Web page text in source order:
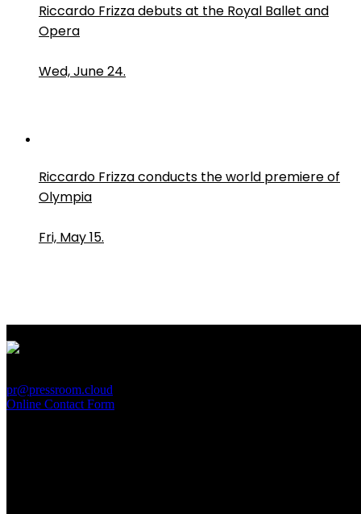
Riccardo Frizza debuts at the Royal Ballet and
Opera
Wed, June 24.
Riccardo Frizza conducts the world premiere of
Olympia
Fri, May 15.
pr@pressroom.cloud
Online Contact Form